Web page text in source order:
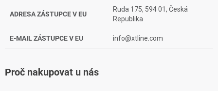
ADRESA ZÁSTUPCE V EU
Ruda 175, 594 01, Česká
Republika
E-MAIL ZÁSTUPCE V EU info@xtline.com
Proč nakupovat u nás